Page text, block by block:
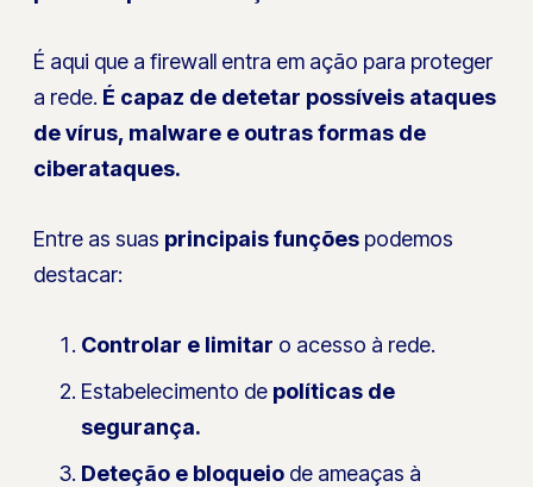
É aqui que a firewall entra em ação para proteger
a rede. É capaz de detetar possíveis ataques
de vírus, malware e outras formas de
ciberataques.
Entre as suas principais funções podemos
destacar:
Controlar e limitar o acesso à rede.
Estabelecimento de políticas de
segurança.
Deteção e bloqueio de ameaças à